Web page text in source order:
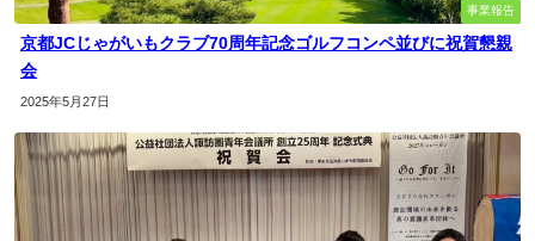
事業報告
京都JCじゃがいもクラブ70周年記念ゴルフコンペ並びに祝賀懇親
会
2025年5月27日